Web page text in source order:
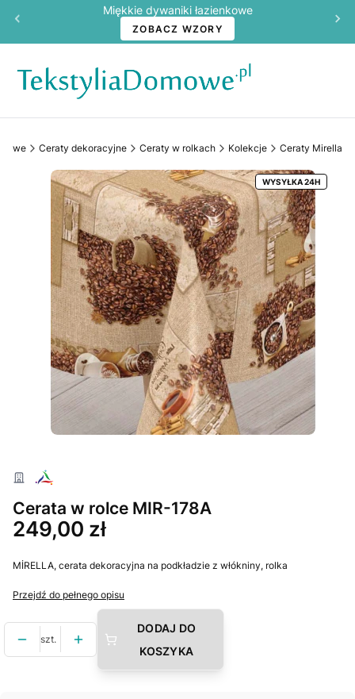
Miękkie dywaniki łazienkowe
ZOBACZ WZORY
Ceraty dekoracyjne Ceraty w rolkach Kolekcje Ceraty Mirella
WYSYŁKA 24H
Cerata w rolce MIR-178A
Cena
249,00 zł
MİRELLA, cerata dekoracyjna na podkładzie z włókniny, rolka
Przejdź do pełnego opisu
szt.
DODAJ DO
KOSZYKA